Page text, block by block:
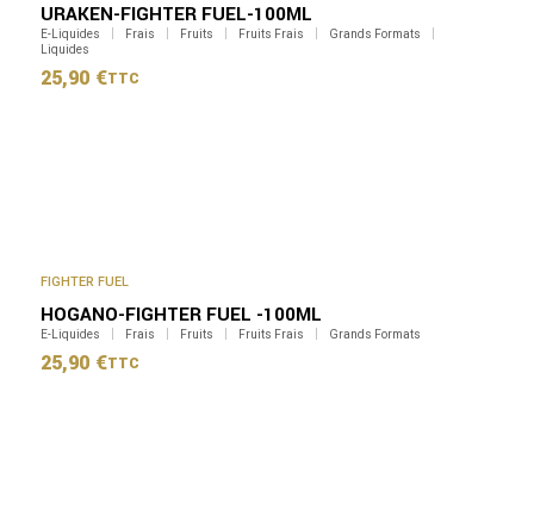
URAKEN-FIGHTER FUEL-100ML
E-Liquides Frais Fruits Fruits Frais
Grands Formats
Liquides
25,90 €TTC
FIGHTER FUEL
HOGANO-FIGHTER FUEL -100ML
E-Liquides Frais Fruits Fruits Frais Grands Formats
25,90 €TTC